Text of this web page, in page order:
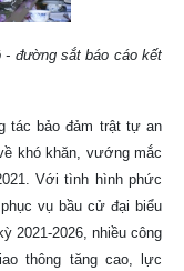
- đường sắt báo cáo kết
tác bảo đảm trật tự an
khó khăn, vướng mắc
Với tình hình phức
vụ bầu cử đại biểu
2021-2026, nhiều công
thông tăng cao, lực